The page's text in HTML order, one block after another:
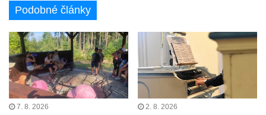
Podobné články
7. 8. 2026 2. 8. 2026